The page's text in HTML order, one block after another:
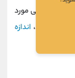
دیجیتالی مورد
هستند، اندازه
است.